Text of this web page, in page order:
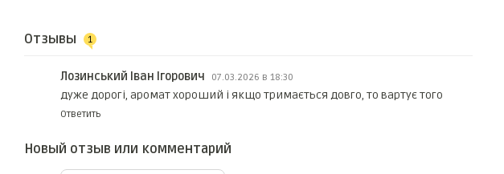
Отзывы 1
Лозинський Іван Ігорович 07.03.2026 в 18:30
дуже дорогі, аромат хороший і якщо тримається довго, то вартує того
Ответить
Новый отзыв или комментарий